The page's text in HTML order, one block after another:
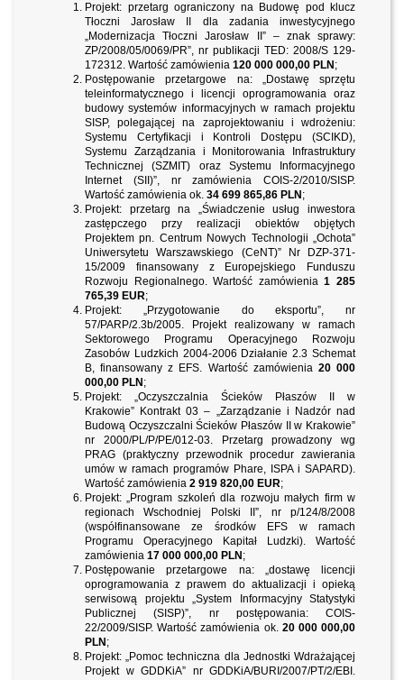
Projekt: przetarg ograniczony na Budowę pod klucz
Tłoczni Jarosław II dla zadania inwestycyjnego
„Modernizacja Tłoczni Jarosław II” – znak sprawy:
ZP/2008/05/0069/PR”, nr publikacji TED: 2008/S 129-
172312. Wartość zamówienia 120 000 000,00 PLN ;
Postępowanie przetargowe na: „Dostawę sprzętu
teleinformatycznego i licencji oprogramowania oraz
budowy systemów informacyjnych w ramach projektu
SISP, polegającej na zaprojektowaniu i wdrożeniu:
Systemu Certyfikacji i Kontroli Dostępu (SCIKD),
Systemu Zarządzania i Monitorowania Infrastruktury
Technicznej (SZMIT) oraz Systemu Informacyjnego
Internet (SII)”, nr zamówienia COIS-2/2010/SISP.
Wartość zamówienia ok. 34 699 865,86 PLN ;
Projekt: przetarg na „Świadczenie usług inwestora
zastępczego przy realizacji obiektów objętych
Projektem pn. Centrum Nowych Technologii „Ochota”
Uniwersytetu Warszawskiego (CeNT)” Nr DZP-371-
15/2009 finansowany z Europejskiego Funduszu
Rozwoju Regionalnego. Wartość zamówienia1 285
765,39 EUR;
Projekt: „Przygotowanie do eksportu”, nr
57/PARP/2.3b/2005. Projekt realizowany w ramach
Sektorowego Programu Operacyjnego Rozwoju
Zasobów Ludzkich 2004-2006 Działanie 2.3 Schemat
B, finansowany z EFS. Wartość zamówienia 20 000
000,00 PLN ;
Projekt: „Oczyszczalnia Ścieków Płaszów II w
Krakowie” Kontrakt 03 – „Zarządzanie i Nadzór nad
Budową Oczyszczalni Ścieków Płaszów II w Krakowie”
nr 2000/PL/P/PE/012-03. Przetarg prowadzony wg
PRAG (praktyczny przewodnik procedur zawierania
umów w ramach programów Phare, ISPA i SAPARD).
Wartość zamówienia 2 919 820,00 EUR;
Projekt: „Program szkoleń dla rozwoju małych firm w
regionach Wschodniej Polski II”, nr p/124/8/2008
(współfinansowane ze środków EFS w ramach
Programu Operacyjnego Kapitał Ludzki). Wartość
zamówienia 17 000 000,00 PLN ;
Postępowanie przetargowe na: „dostawę licencji
oprogramowania z prawem do aktualizacji i opieką
serwisową projektu „System Informacyjny Statystyki
Publicznej (SISP)”, nr postępowania: COIS-
22/2009/SISP. Wartość zamówienia ok. 20 000 000,00
PLN ;
Projekt: „Pomoc techniczna dla Jednostki Wdrażającej
Projekt w GDDKiA” nr GDDKiA/BURI/2007/PT/2/EBI.